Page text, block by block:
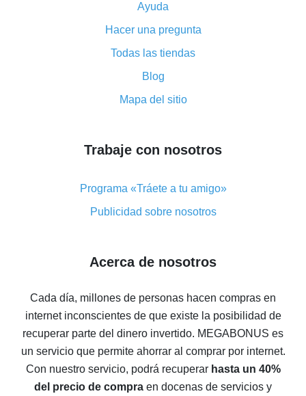
Cómo utilizar el reembolso en AliExpress: manual
corto
Todo acerca del funcionamiento de reembolso
cómo funciona y qué ventaja ofrece
compras
AliExpress
Cómo obtener el reembolso en AliExpress: formas
sencillas de recuperar el dinero
Reembolso del 10% en AliExpress: lo imposible es
posible
Ayuda
Hacer una pregunta
Todas las tiendas
Blog
Mapa del sitio
Trabaje con nosotros
Programa «Tráete a tu amigo»
Publicidad sobre nosotros
Acerca de nosotros
Cada día, millones de personas hacen compras en
internet inconscientes de que existe la posibilidad de
recuperar parte del dinero invertido. MEGABONUS es
un servicio que permite ahorrar al comprar por internet.
Con nuestro servicio, podrá recuperar hasta un 40%
del precio de compra en docenas de servicios y